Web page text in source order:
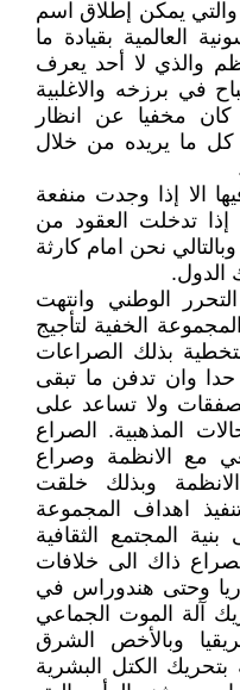
والتي يمكن إطلاق اسم
العالمية بقيادة ما
والذي لا أحد يعرف
في برزخه والاغلبية
مخفيا عن انظار
كل ما يريده من خلال
الا إذا وجدت منفعة
إذا تدخلت العقود من
نحن امام كارثة
الدول.
الوطني وانتهت
الخفية لتأجيج
متخطية بذلك الصراعات
حدا وان تدفن ما تبقى
ولا تساعد على
المذهبية. الصراع
مع الانظمة وصراع
وبذلك خلقت
اهداف المجموعة
المجتمع الثقافية
ذاك الى خلافات
وحتى هندوراس في
آلة الموت الجماعي
وبالأخص الشرق
الكتل البشرية